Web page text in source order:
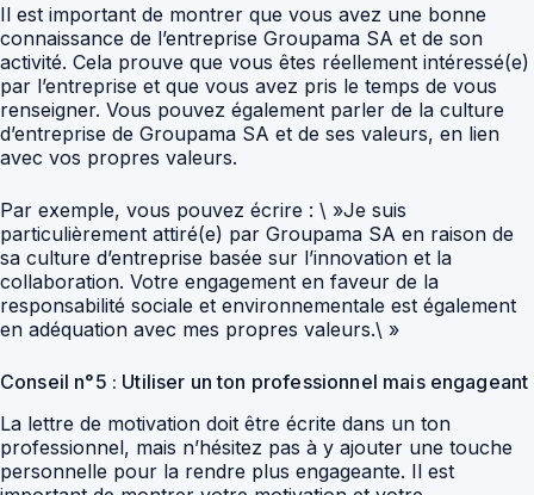
Il est important de montrer que vous avez une bonne
connaissance de l’entreprise Groupama SA et de son
activité. Cela prouve que vous êtes réellement intéressé(e)
par l’entreprise et que vous avez pris le temps de vous
renseigner. Vous pouvez également parler de la culture
d’entreprise de Groupama SA et de ses valeurs, en lien
avec vos propres valeurs.
Par exemple, vous pouvez écrire : \ »Je suis
particulièrement attiré(e) par Groupama SA en raison de
sa culture d’entreprise basée sur l’innovation et la
collaboration. Votre engagement en faveur de la
responsabilité sociale et environnementale est également
en adéquation avec mes propres valeurs.\ »
Conseil n°5 : Utiliser un ton professionnel mais engageant
La lettre de motivation doit être écrite dans un ton
professionnel, mais n’hésitez pas à y ajouter une touche
personnelle pour la rendre plus engageante. Il est